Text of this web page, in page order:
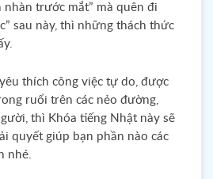
nhàn trước mắt” mà quên đi
sau này, thì những thách thức
thích công việc tự do, được
ruổi trên các nẻo đường,
thì Khóa tiếng Nhật này sẽ
quyết giúp bạn phần nào các
nhé.